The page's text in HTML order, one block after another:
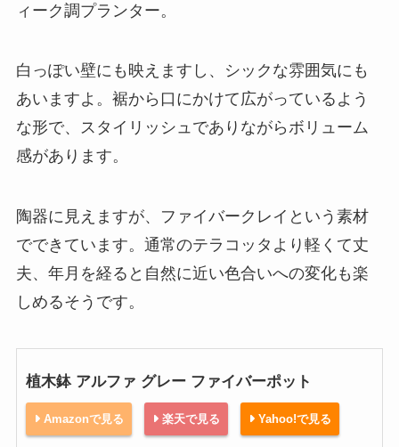
ィーク調プランター。
白っぽい壁にも映えますし、シックな雰囲気にも
あいますよ。裾から口にかけて広がっているよう
な形で、スタイリッシュでありながらボリューム
感があります。
陶器に見えますが、ファイバークレイという素材
でできています。通常のテラコッタより軽くて丈
夫、年月を経ると自然に近い色合いへの変化も楽
しめるそうです。
植木鉢 アルファ グレー ファイバーポット
Amazonで見る 楽天で見る Yahoo!で見る